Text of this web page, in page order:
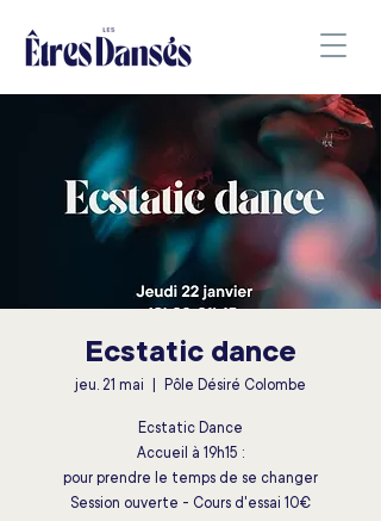
Ecstatic dance
jeu. 21 mai Pôle Désiré Colombe
Ecstatic Dance
Accueil à 19h15 :
pour prendre le temps de se changer
Session ouverte - Cours d'essai 10€